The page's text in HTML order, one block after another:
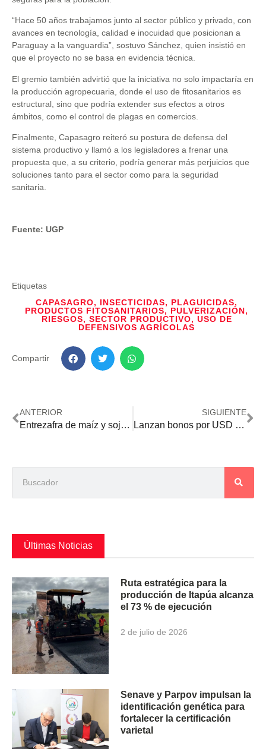
“Hace 50 años trabajamos junto al sector público y privado, con
avances en tecnología, calidad e inocuidad que posicionan a
Paraguay a la vanguardia”, sostuvo Sánchez, quien insistió en
que el proyecto no se basa en evidencia técnica.
El gremio también advirtió que la iniciativa no solo impactaría en
la producción agropecuaria, donde el uso de fitosanitarios es
estructural, sino que podría extender sus efectos a otros
ámbitos, como el control de plagas en comercios.
Finalmente, Capasagro reiteró su postura de defensa del
sistema productivo y llamó a los legisladores a frenar una
propuesta que, a su criterio, podría generar más perjuicios que
soluciones tanto para el sector como para la seguridad
sanitaria.
Fuente: UGP
Etiquetas
CAPASAGRO, INSECTICIDAS, PLAGUICIDAS,
PRODUCTOS FITOSANITARIOS, PULVERIZACIÓN,
RIESGOS, SECTOR PRODUCTIVO, USO DE
DEFENSIVOS AGRÍCOLAS
Compartir
ANTERIOR
Entrezafra de maíz y soja: escenario dispar por la distribución de lluvias
SIGUIENTE
Lanzan bonos por USD 6 millones para reactivar el hato ganadero y ampliar el crédito a productores
Últimas Noticias
Ruta estratégica para la
producción de Itapúa alcanza
el 73 % de ejecución
2 de julio de 2026
Senave y Parpov impulsan la
identificación genética para
fortalecer la certificación
varietal